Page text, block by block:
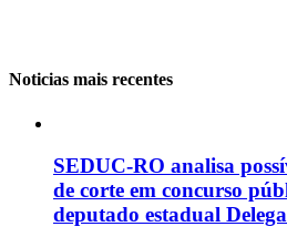
Noticias mais recentes
SEDUC-RO analisa
de corte em concurso
deputado estadual